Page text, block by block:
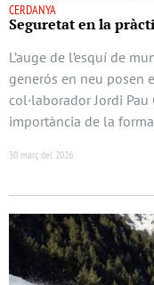
CERDANYA
Seguretat en la
L’auge de l’esquí de
generós en neu posen
col·laborador Jordi
importància de la
30 març del 2026